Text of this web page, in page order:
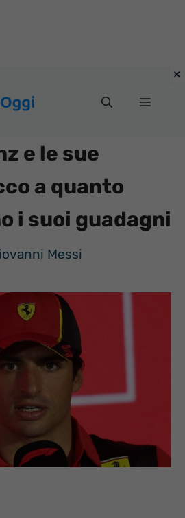
Menu
e le sue
a quanto
i suoi guadagni
Messi